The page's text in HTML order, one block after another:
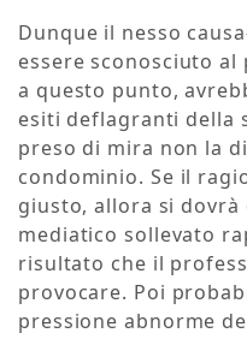
Dunque il nesso
essere sconosciuto
a questo punto,
esiti deflagranti della
preso di mira non la
condominio. Se il
giusto, allora si dovrà
mediatico sollevato
risultato che il
provocare. Poi
pressione abnorme